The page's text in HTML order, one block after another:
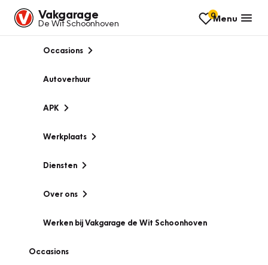
Vakgarage
De Wit Schoonhoven
0Menu
Occasions
Autoverhuur
APK
Werkplaats
Diensten
Over ons
Werken bij Vakgarage de Wit Schoonhoven
Occasions